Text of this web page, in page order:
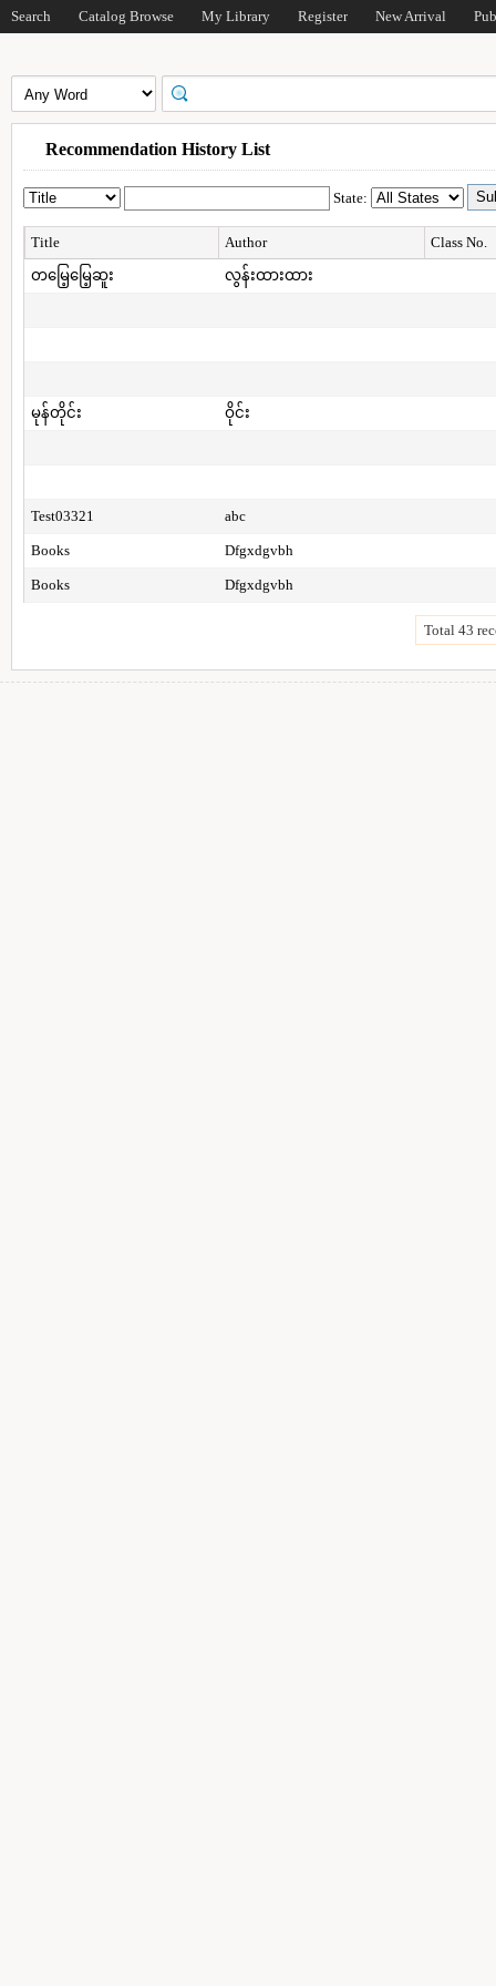
Search Catalog Browse My Library Register New Arrival
Recommendation History List
State:
Title Author
Class No.
တမြေ့မြေ့ဆူး
လွန်းထားထား
မုန်တိုင်း ဝိုင်း
Test03321 abc
Books Dfgxdgvbh
Books Dfgxdgvbh
Total 43